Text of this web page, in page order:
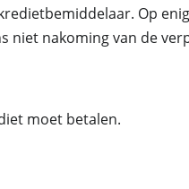
Op
niet nakoming van de
moet betalen.